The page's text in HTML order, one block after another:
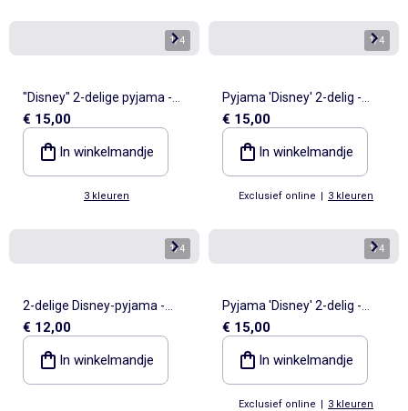
1/4
"Disney" 2-delige pyjama -
Sweater + broek
€ 15,00
In winkelmandje
3 kleuren
1/4
Pyjama 'Disney' 2-delig -
Sweater + broek
€ 15,00
In winkelmandje
Exclusief online | 3 kleuren
1/4
2-delige Disney-pyjama -
Sweater + broek
€ 12,00
In winkelmandje
1/4
Pyjama 'Disney' 2-delig -
Sweater + broek
€ 15,00
In winkelmandje
Exclusief online | 3 kleuren